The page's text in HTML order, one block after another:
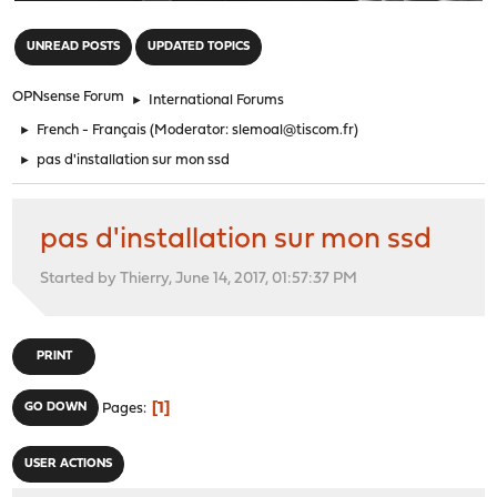
UNREAD POSTS UPDATED TOPICS
OPNsense Forum ► International Forums
► French - Français (Moderator:slemoal@tiscom.fr)
► pas d'installation sur mon ssd
pas d'installation sur mon ssd
Started by Thierry, June 14, 2017, 01:57:37 PM
PRINT
GO DOWN Pages 1
USER ACTIONS